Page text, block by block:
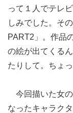
って１人でテレ
しみでした。そ
PART2」。作品
の絵が出てくる
たりして。ちょ
今回描いた女の
なったキャラク